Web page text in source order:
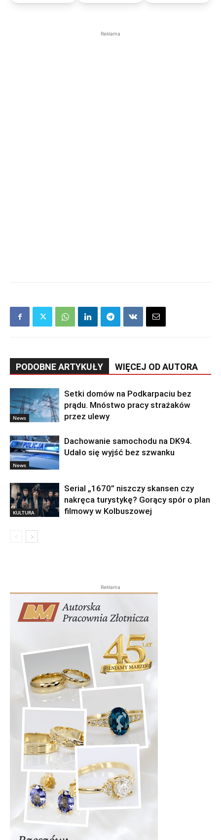
Reklama
PODOBNE ARTYKUŁY WIĘCEJ OD AUTORA
News
Setki domów na Podkarpaciu bez
prądu. Mnóstwo pracy strażaków
przez ulewy
News
Dachowanie samochodu na DK94.
Udało się wyjść bez szwanku
KULTURA
Serial „1670” niszczy skansen czy
nakręca turystykę? Gorący spór o plan
filmowy w Kolbuszowej
Reklama